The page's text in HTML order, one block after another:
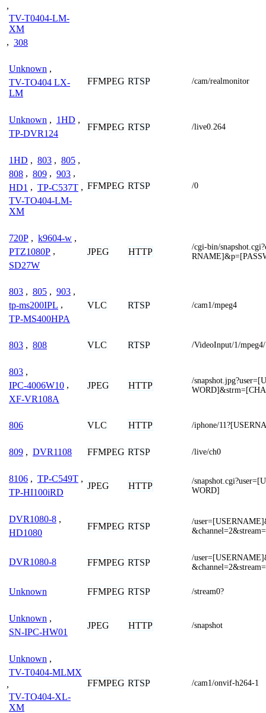
,
TV-T0404-LM-
XM
, 308
Unknown ,
TV-TO404 LX-
LM
FFMPEG RTSP /cam/realmonitor
Unknown , 1HD ,
TP-DVR124
FFMPEG RTSP /live0.264
1HD , 803 , 805 ,
808 , 809 , 903 ,
HD1 , TP-C537T ,
TV-TO404-LM-
XM
FFMPEG RTSP /0
720P , k9604-w ,
PTZ1080P ,
SD27W
JPEG HTTP
/cgi-bin/
803 , 805 , 903 ,
tp-ms200IPL ,
TP-MS400HPA
VLC RTSP /cam1/mpeg4
803 , 808 VLC RTSP /VideoInput/1/
803 ,
IPC-4006W10 ,
XF-VR108A
JPEG HTTP
/
806 VLC HTTP /iphone/
809 , DVR1108 FFMPEG RTSP /live/ch0
8106 , TP-C549T ,
TP-HI100iRD
JPEG HTTP
/
WORD]
DVR1080-8 ,
HD1080
FFMPEG RTSP
/
DVR1080-8 FFMPEG RTSP
/
Unknown FFMPEG RTSP /stream0?
Unknown ,
SN-IPC-HW01
JPEG HTTP /snapshot
Unknown ,
TV-T0404-MLMX
,
TV-TO404-XL-
XM
FFMPEG RTSP /cam1/onvif-h264-1